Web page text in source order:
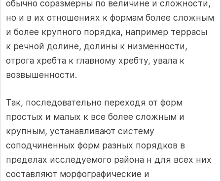
обычно соразмерны по величине и сложности,
но и в их отношениях к формам более сложным
и более крупного порядка, например террасы
к речной долине, долины к низменности,
отрога хребта к главному хребту, увала к
возвышенности.
Так, последовательно переходя от форм
простых и малых к все более сложным и
крупным, устанавливают систему
соподчиненных форм разных порядков в
пределах исследуемого района н для всех них
составляют морфографические и